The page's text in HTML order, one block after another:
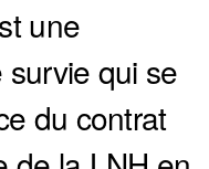
une
qui se
du contrat